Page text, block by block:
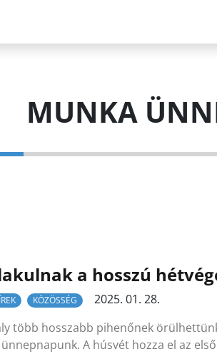
MUNKA
a hosszú
KÖZÖSSÉG
2025. 01. 28.
több hosszabb pihenőnek
A húsvét hozza el az